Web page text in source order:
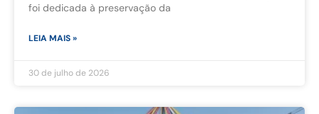
foi dedicada à preservação da
LEIA MAIS »
30 de julho de 2026